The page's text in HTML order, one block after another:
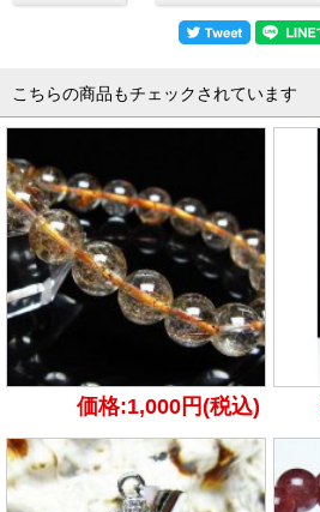
こちらの商品もチェックされています
価格:1,000円(税込)